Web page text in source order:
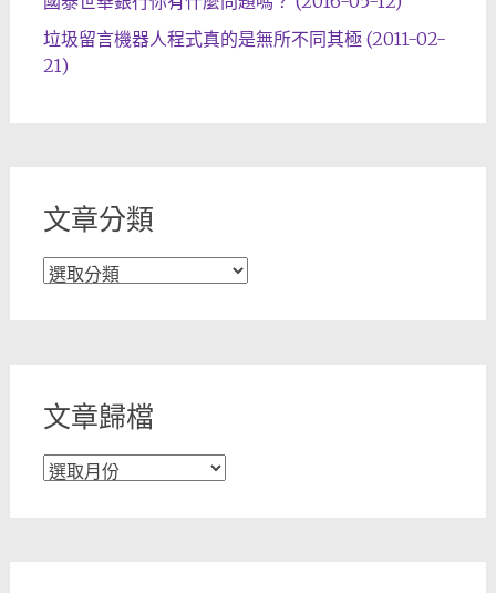
垃圾留言機器人程式真的是無所不同其極 (2011-02-
21)
文章分類
文
文章歸檔
文